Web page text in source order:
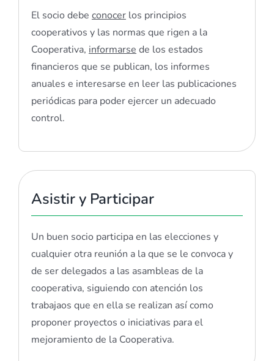
El socio debe conocerlos principios
cooperativos y las normas que rigen a la
Cooperativa, informarse de los estados
financieros que se publican, los informes
anuales e interesarse en leer las publicaciones
periódicas para poder ejercer un adecuado
control.
Asistir y Participar
Un buen socio participa en las elecciones y
cualquier otra reunión a la que se le convoca y
de ser delegados a las asambleas de la
cooperativa, siguiendo con atención los
trabajaos que en ella se realizan así como
proponer proyectos o iniciativas para el
mejoramiento de la Cooperativa.